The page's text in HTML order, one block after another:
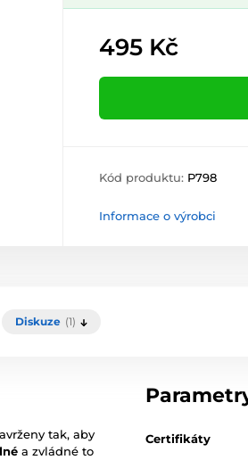
495 Kč
Kód produktu: P798
Informace o výrobci
Diskuze (1)
tak, aby
a zvládné to
Certifikáty